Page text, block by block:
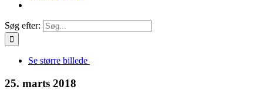
Søg efter:
Se større billede
25. marts 2018